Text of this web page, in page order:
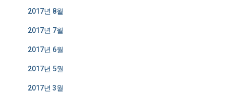
2017년 8월
2017년 7월
2017년 6월
2017년 5월
2017년 3월